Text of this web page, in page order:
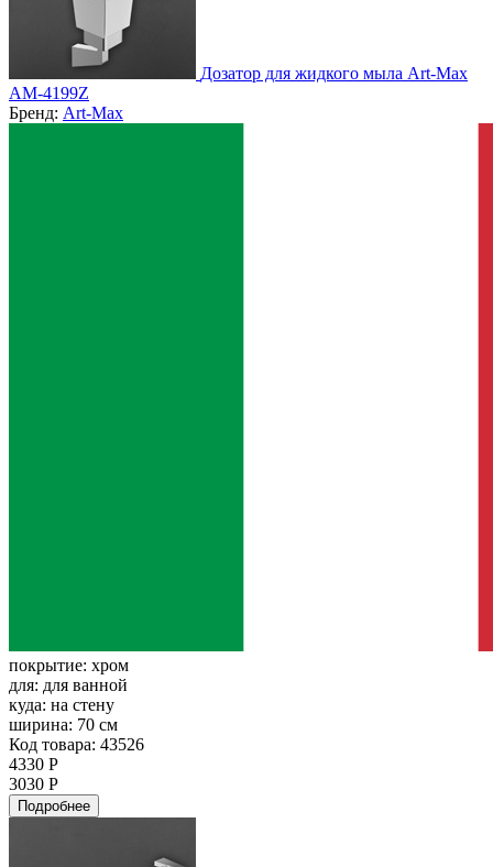
Дозатор для жидкого мыла Art-Max
AM-4199Z
Бренд: Art-Max
покрытие: хром
для: для ванной
куда: на стену
ширина: 70 см
Код товара: 43526
4330 Р
3030 Р
Подробнее